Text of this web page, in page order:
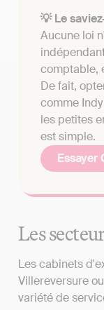
💡 Le
Aucune loi
comptable,
De fait,
comme
les petites
est simple.
Essayer
Les
Les cabinets
Villereversure
variété de